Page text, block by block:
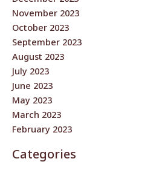
November 2023
October 2023
September 2023
August 2023
July 2023
June 2023
May 2023
March 2023
February 2023
Categories